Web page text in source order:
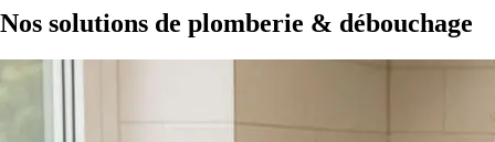
Nos solutions de plomberie & débouchage